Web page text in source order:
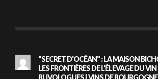
"SECRET D'OCÉAN" : LA MAISON
LES FRONTIÈRES DE L'ÉLEVAGE DU VIN